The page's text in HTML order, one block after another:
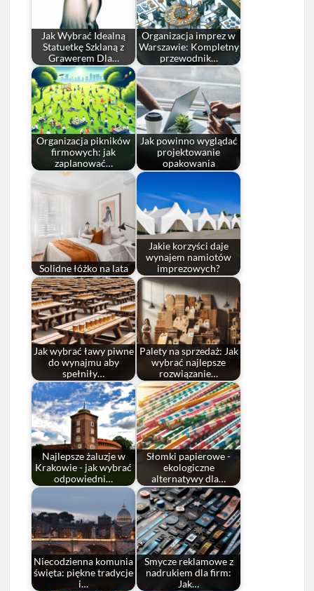
Jak Wybrać Idealną
Statuetkę Szklaną z
Grawerem Dla…
Organizacja imprez w
Warszawie: Kompletny
przewodnik…
Organizacja pikników
firmowych: jak
zaplanować…
Jak powinno wyglądać
projektowanie
opakowania
Solidne łóżko na lata
Jakie korzyści daje
wynajem namiotów
imprezowych?
Jak wybrać ławy piwne
do wynajmu aby
spełniły…
Palety na sprzedaż: Jak
wybrać najlepsze
rozwiązanie…
Najlepsze żaluzje w
Krakowie - jak wybrać
odpowiedni…
Słomki papierowe -
ekologiczne
alternatywy dla…
Niecodzienna komunia
święta: piękne tradycje
i…
Smycze reklamowe z
nadrukiem dla firm:
Jak…